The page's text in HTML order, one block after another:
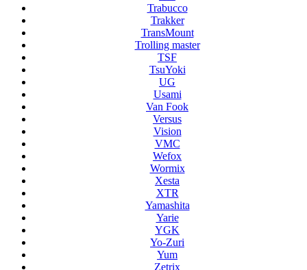
Trabucco
Trakker
TransMount
Trolling master
TSF
TsuYoki
UG
Usami
Van Fook
Versus
Vision
VMC
Wefox
Wormix
Xesta
XTR
Yamashita
Yarie
YGK
Yo-Zuri
Yum
Zetrix